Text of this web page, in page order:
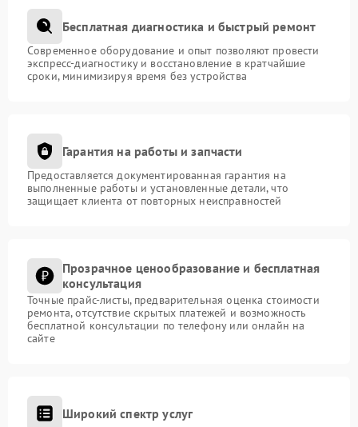
Бесплатная диагностика и быстрый ремонт
Современное оборудование и опыт позволяют провести
экспресс-диагностику и восстановление в кратчайшие
сроки, минимизируя время без устройства
Гарантия на работы и запчасти
Предоставляется документированная гарантия на
выполненные работы и установленные детали, что
защищает клиента от повторных неисправностей
Прозрачное ценообразование и бесплатная
консультация
Точные прайс-листы, предварительная оценка стоимости
ремонта, отсутствие скрытых платежей и возможность
бесплатной консультации по телефону или онлайн на
сайте
Широкий спектр услуг